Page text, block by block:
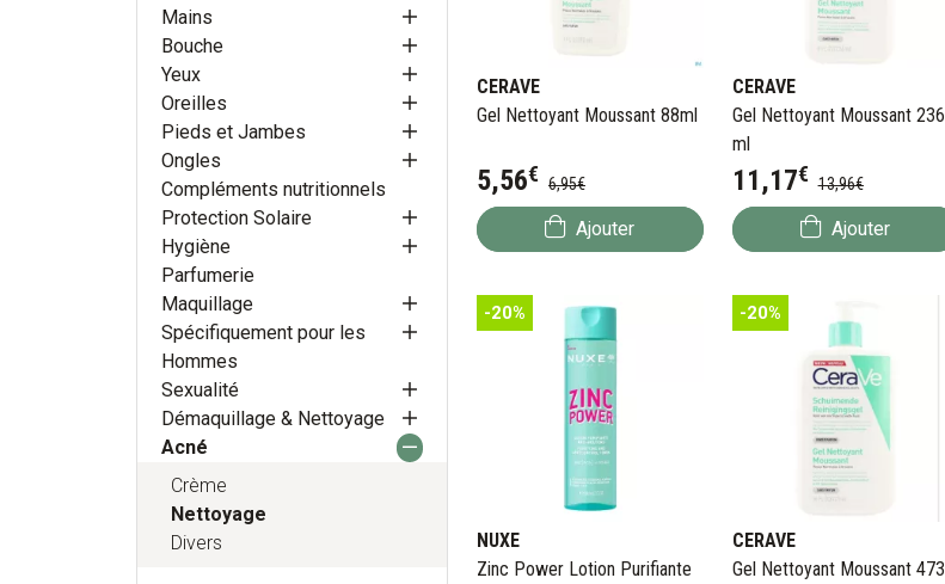
CERAVE
Gel Nettoyant Moussant 88ml
5,56€ 6,95€
Ajouter
CERAVE
Gel Nettoyant Moussant 236
ml
11,17€ 13,96€
Ajouter
-20%
NUXE
Zinc Power Lotion Purifiante
-20%
CERAVE
Gel Nettoyant Moussant 473
Mains
Bouche
Yeux
Oreilles
Pieds et Jambes
Ongles
Compléments nutritionnels
Protection Solaire
Hygiène
Parfumerie
Maquillage
Spécifiquement pour les
Hommes
Sexualité
Démaquillage & Nettoyage
Acné
Crème
Nettoyage
Divers